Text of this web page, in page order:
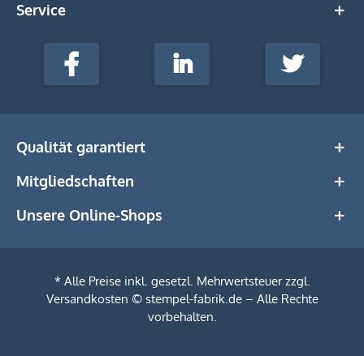
Service
stempel-
Media
Facebook LinkedIn Twitter
Qualität garantiert
Mitgliedschaften
Unsere Online-Shops
* Alle Preise inkl. gesetzl. Mehrwertsteuer zzgl.
Versandkosten © stempel-fabrik.de – Alle Rechte
vorbehalten.